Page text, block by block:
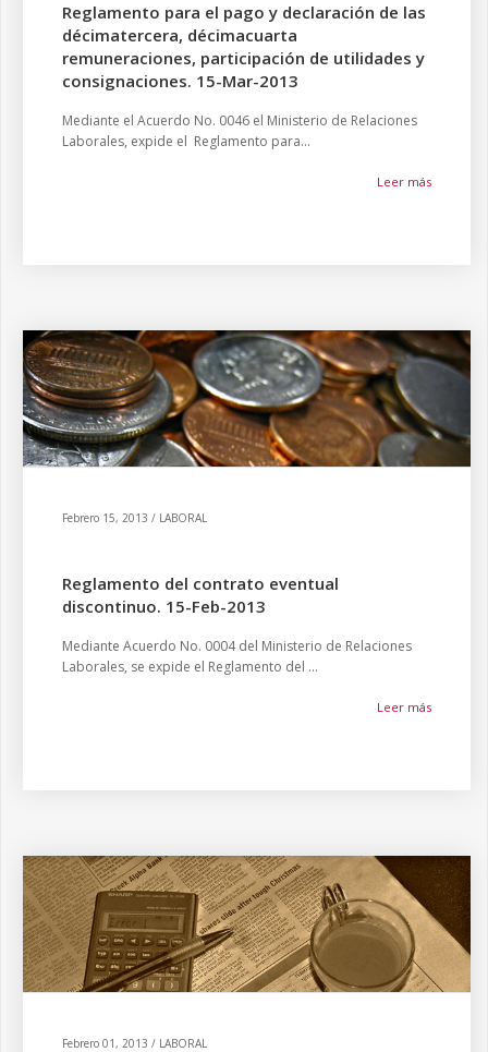
Reglamento para el pago y declaración de las
décimatercera, décimacuarta
remuneraciones, participación de utilidades y
consignaciones. 15-Mar-2013
Mediante el Acuerdo No. 0046 el Ministerio de Relaciones
Laborales, expide el Reglamento para...
Leer más
Febrero 15, 2013 / LABORAL
Reglamento del contrato eventual
discontinuo. 15-Feb-2013
Mediante Acuerdo No. 0004 del Ministerio de Relaciones
Laborales, se expide el Reglamento del ...
Leer más
Febrero 01, 2013 / LABORAL